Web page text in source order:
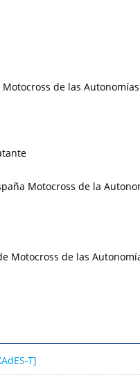
de las
Motocross de la
Motocross de las
T]